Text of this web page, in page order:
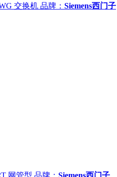
交换机 品牌： Siemens西门子
网管型 品牌： Siemens西门子